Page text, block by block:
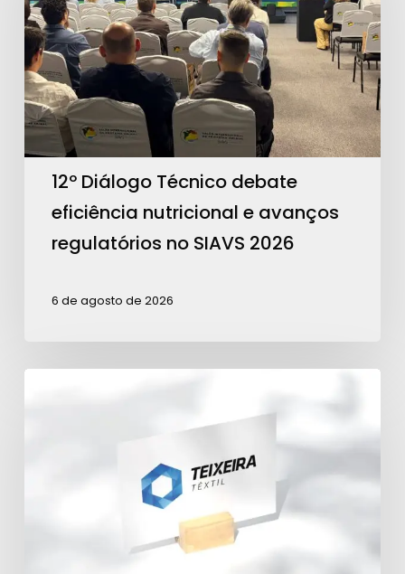
debate
eficiência
nutricional
e
avanços
regulatórios
12º Diálogo Técnico debate
eficiência nutricional e avanços
regulatórios no SIAVS 2026
6 de agosto de 2026